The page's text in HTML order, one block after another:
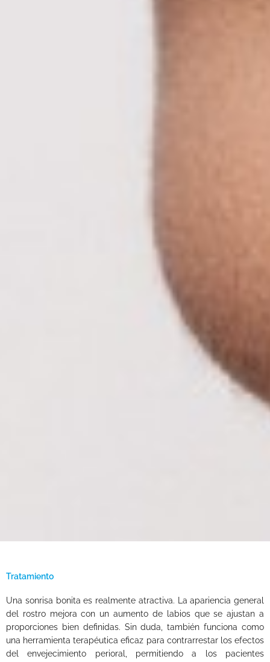
Tratamiento
Una sonrisa bonita es realmente atractiva. La apariencia general
del rostro mejora con un aumento de labios que se ajustan a
proporciones bien definidas. Sin duda, también funciona como
una herramienta terapéutica eficaz para contrarrestar los efectos
del envejecimiento perioral, permitiendo a los pacientes